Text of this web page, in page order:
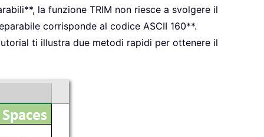
la funzione TRIM non riesce a svolgere il
corrisponde al codice ASCII 160**.
ti illustra due metodi rapidi per ottenere il